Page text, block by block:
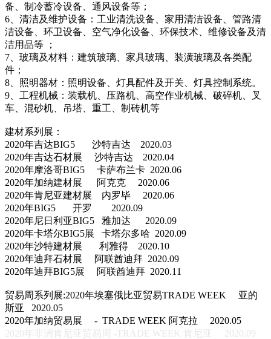
备、制冷蓄冷设备、通风设备等；
6、清洁及维护设备：工业清洗设备、家用清洁设备、管路清
洁设备、环卫设备、空气净化设备、环保技术、维修设备及清
洁用品等 ；
7、玻璃及材料：建筑玻璃、家具玻璃、装潢玻璃及各类配
件；
8、照明器材：照明设备、灯具配件及开关、灯具控制系统。
9、工程机械：装载机、压路机、高空作业机械、破碎机、叉
车、混砂机、吊塔、重工、制砖机等
建材系列展：
2020年吉达BIG5 沙特吉达 2020.03
2020年吉达石材展 沙特吉达 2020.04
2020年摩洛哥BIG5 卡萨布兰卡 2020.06
2020年加纳建材展 阿克克 2020.06
2020年肯尼亚建材展 内罗毕 2020.06
2020年BIG5 开罗 2020.09
2020年尼日利亚BIG5 雅加达 2020.09
2020年卡塔尔BIG5展 卡塔尔多哈 2020.09
2020年沙特建材展 利雅得 2020.10
2020年迪拜石材展 阿联酋迪拜 2020.09
2020年迪拜BIG5展 阿联酋迪拜 2020.11
贸易周系列展:2020年埃塞俄比亚贸易TRADE WEEK 亚的
斯亚 2020.05
2020年加纳贸易展 - TRADE WEEK 阿克拉 2020.05
2020年非洲肯尼亚贸易周 -TRADE WEEK 肯尼亚 2020.09